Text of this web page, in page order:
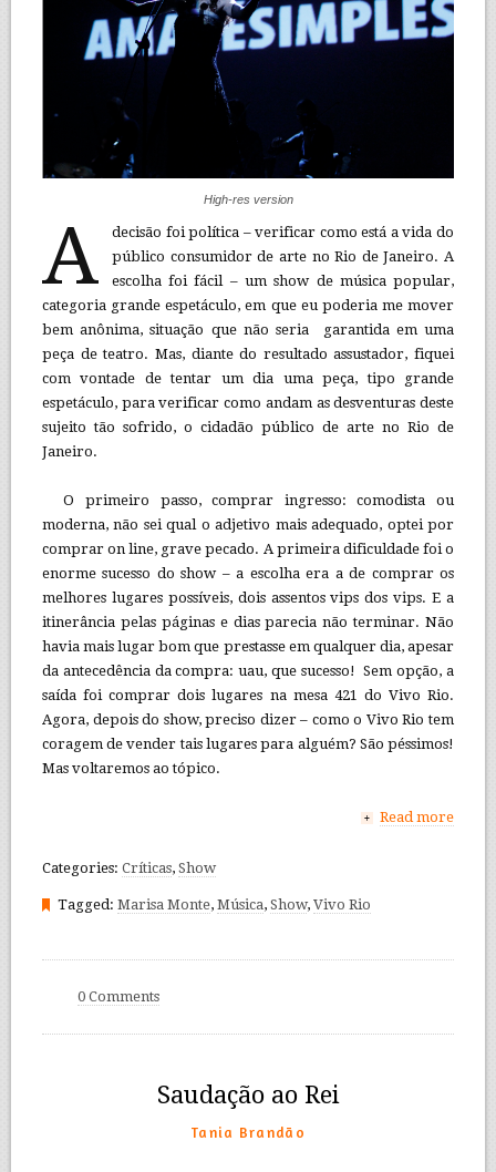
High-res version
A
decisão foi política – verificar como está a vida do
público consumidor de arte no Rio de Janeiro. A
escolha foi fácil – um show de música popular,
categoria grande espetáculo, em que eu poderia me mover
bem anônima, situação que não seria garantida em uma
peça de teatro. Mas, diante do resultado assustador, fiquei
com vontade de tentar um dia uma peça, tipo grande
espetáculo, para verificar como andam as desventuras deste
sujeito tão sofrido, o cidadão público de arte no Rio de
Janeiro.
O primeiro passo, comprar ingresso: comodista ou
moderna, não sei qual o adjetivo mais adequado, optei por
comprar on line, grave pecado. A primeira dificuldade foi o
enorme sucesso do show – a escolha era a de comprar os
melhores lugares possíveis, dois assentos vips dos vips. E a
itinerância pelas páginas e dias parecia não terminar. Não
havia mais lugar bom que prestasse em qualquer dia, apesar
da antecedência da compra: uau, que sucesso! Sem opção, a
saída foi comprar dois lugares na mesa 421 do Vivo Rio.
Agora, depois do show, preciso dizer – como o Vivo Rio tem
coragem de vender tais lugares para alguém? São péssimos!
Mas voltaremos ao tópico.
+ Read more
Categories: Críticas, Show
Tagged: Marisa Monte, Música, Show, Vivo Rio
0 Comments
Saudação ao Rei
Tania Brandão